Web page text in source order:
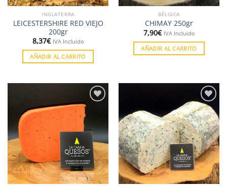
INGLATERRA
LEICESTERSHIRE RED VIEJO
200gr
8,37€ IVA Incluido
AÑADIR AL CARRITO
BÉLGICA
CHIMAY 250gr
7,90€ IVA Incluido
AÑADIR AL CARRITO
Añadir
lista de
deseos
Añadir
a la
lista de
deseos